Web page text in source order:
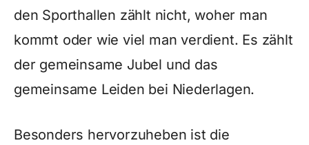
den Sporthallen zählt nicht, woher man
kommt oder wie viel man verdient. Es zählt
der gemeinsame Jubel und das
gemeinsame Leiden bei Niederlagen.
Besonders hervorzuheben ist die